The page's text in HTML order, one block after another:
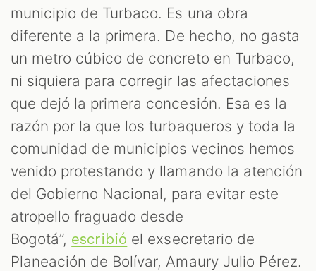
municipio de Turbaco. Es una obra
diferente a la primera. De hecho, no gasta
un metro cúbico de concreto en Turbaco,
ni siquiera para corregir las afectaciones
que dejó la primera concesión. Esa es la
razón por la que los turbaqueros y toda la
comunidad de municipios vecinos hemos
venido protestando y llamando la atención
del Gobierno Nacional, para evitar este
atropello fraguado desde
Bogotá”, escribió el exsecretario de
Planeación de Bolívar, Amaury Julio Pérez.